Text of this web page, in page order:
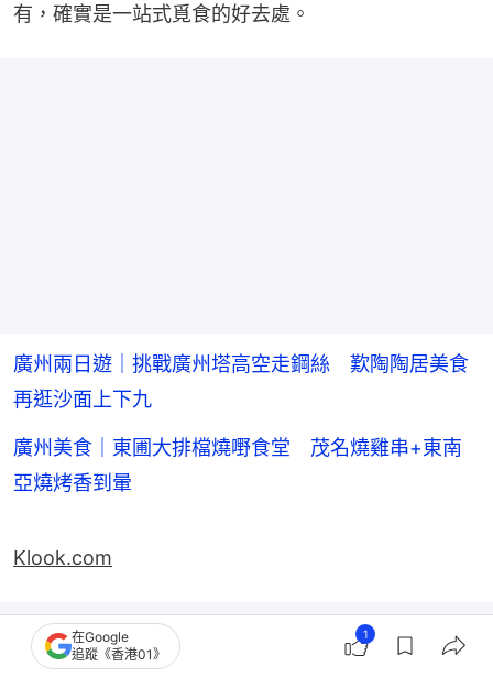
有，確實是一站式覓食的好去處。
廣州兩日遊｜挑戰廣州塔高空走鋼絲 歎陶陶居美食
再逛沙面上下九
廣州美食｜東圃大排檔燒嘢食堂 茂名燒雞串+東南
亞燒烤香到暈
Klook.com
在Google
追蹤《香港01》
1